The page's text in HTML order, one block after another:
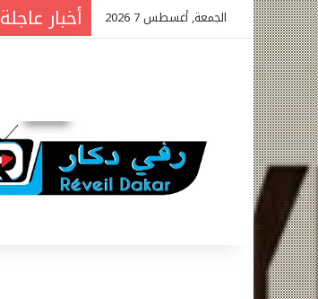
الجمعة, أغسطس 7 2026 أخبار عاجلة